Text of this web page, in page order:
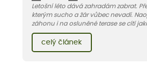
Letošní léto dává zahradám zabrat.
kterým sucho a žár vůbec nevadí.
záhonu i na osluněné terase se cítí
pro vás 11 tipů na odolné druhy, které
léto bez pravidelné zálivky. Pojďme se
celý článek